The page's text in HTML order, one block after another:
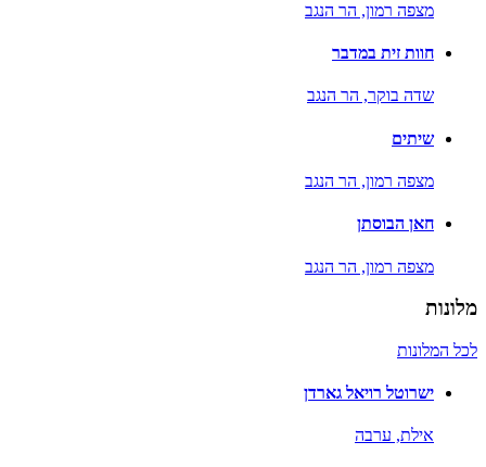
מצפה רמון, הר הנגב
חוות זית במדבר
שדה בוקר, הר הנגב
שיתים
מצפה רמון, הר הנגב
חאן הבוסתן
מצפה רמון, הר הנגב
מלונות
לכל המלונות
ישרוטל רויאל גארדן
אילת, ערבה